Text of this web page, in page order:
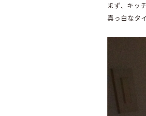
まず、キッ
真っ白なタ